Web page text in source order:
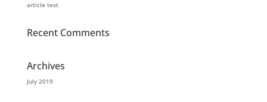
article test
Recent Comments
Archives
July 2019